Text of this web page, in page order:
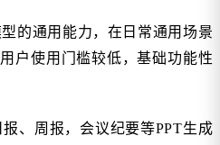
的通用能力，在日常通用场景
户使用门槛较低，基础功能性
、周报，会议纪要等PPT生成